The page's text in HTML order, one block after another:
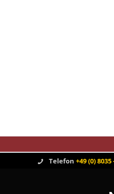
Telefon +49 (0) 8035